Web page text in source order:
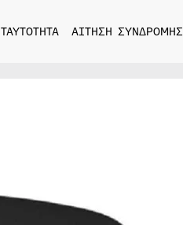
ΤΑΥΤΟΤΗΤΑ ΑΙΤΗΣΗ ΣΥΝΔΡΟΜΗΣ